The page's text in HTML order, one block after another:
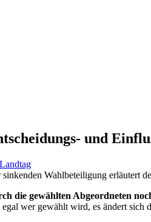
und
Landtag
Wahlbeteiligung
die gewählten Abgeordneten
wer gewählt wird, es ändert